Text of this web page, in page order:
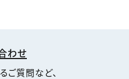
わせ
ご質問など、